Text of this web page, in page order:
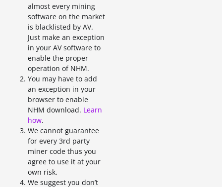
almost every mining
software on the market
is blacklisted by AV.
Just make an exception
in your AV software to
enable the proper
operation of NHM.
You may have to add
an exception in your
browser to enable
NHM download. Learn
how.
We cannot guarantee
for every 3rd party
miner code thus you
agree to use it at your
own risk.
We suggest you don’t